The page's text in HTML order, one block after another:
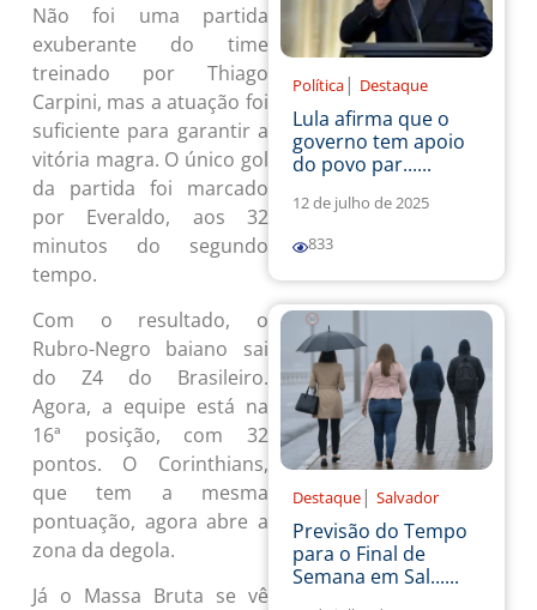
Não foi uma partida
exuberante do time
treinado por Thiago
Carpini, mas a atuação foi
suficiente para garantir a
vitória magra. O único gol
da partida foi marcado
por Everaldo, aos 32
minutos do segundo
tempo.
Com o resultado, o
Rubro-Negro baiano sai
do Z4 do Brasileiro.
Agora, a equipe está na
16ª posição, com 32
pontos. O Corinthians,
que tem a mesma
pontuação, agora abre a
zona da degola.
Já o Massa Bruta se vê
Política | Destaque
Lula afirma que o
governo tem apoio
do povo par......
12 de julho de 2025
833
Destaque | Salvador
Previsão do Tempo
para o Final de
Semana em Sal......